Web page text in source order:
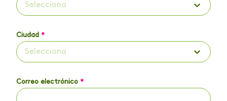
Selecciona
Ciudad *
Selecciona
Correo electrónico *